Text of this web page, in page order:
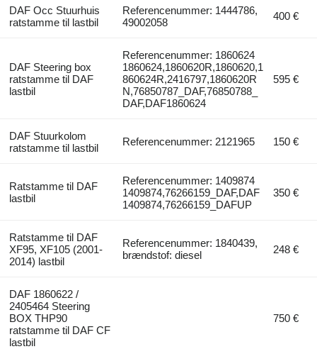
DAF Occ Stuurhuis
ratstamme til lastbil
Referencenummer: 1444786,
49002058
400 €
DAF Steering box
ratstamme til DAF
lastbil
Referencenummer: 1860624
1860624,1860620R,1860620,1
860624R,2416797,1860620R
N,76850787_DAF,76850788_
DAF,DAF1860624
595 €
DAF Stuurkolom
ratstamme til lastbil
Referencenummer: 2121965 150 €
Ratstamme til DAF
lastbil
Referencenummer: 1409874
1409874,76266159_DAF,DAF
1409874,76266159_DAFUP
350 €
Ratstamme til DAF
XF95, XF105 (2001-
2014) lastbil
Referencenummer: 1840439,
brændstof: diesel
248 €
DAF 1860622 /
2405464 Steering
BOX THP90
ratstamme til DAF CF
lastbil
750 €